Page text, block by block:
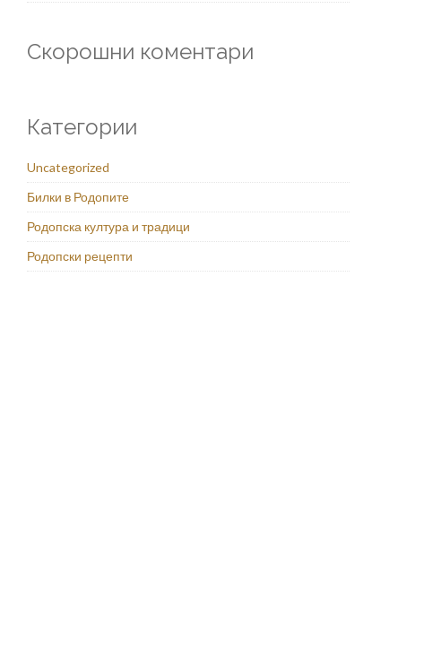
Скорошни коментари
Категории
Uncategorized
Билки в Родопите
Родопска култура и традици
Родопски рецепти